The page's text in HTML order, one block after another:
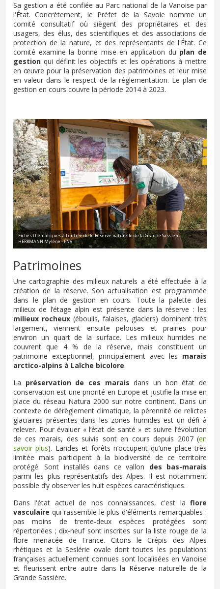
Sa gestion a été confiée au Parc national de la Vanoise par
l'État. Concrètement, le Préfet de la Savoie nomme un
comité consultatif où siègent des propriétaires et des
usagers, des élus, des scientifiques et des associations de
protection de la nature, et des représentants de l'État. Ce
comité examine la bonne mise en application du plan de
gestion qui définit les objectifs et les opérations à mettre
en œuvre pour la préservation des patrimoines et leur mise
en valeur dans le respect de la réglementation. Le plan de
gestion en cours couvre la période 2014 à 2023.
Fiches thématiques à l'entrée de le Réserve naturelle de la Grande Sassière,
HERRMANN Mylène - PNV
Patrimoines
Une cartographie des milieux naturels a été effectuée à la
création de la réserve. Son actualisation est programmée
dans le plan de gestion en cours. Toute la palette des
milieux de l’étage alpin est présente dans la réserve : les
milieux rocheux (éboulis, falaises, glaciers) dominent très
largement, viennent ensuite pelouses et prairies pour
environ un quart de la surface. Les milieux humides ne
couvrent que 4 % de la réserve, mais constituent un
patrimoine exceptionnel, principalement avec les marais
arctico-alpins à Laîche bicolore.
La préservation de ces marais dans un bon état de
conservation est une priorité en Europe et justifie la mise en
place du réseau Natura 2000 sur notre continent. Dans un
contexte de dérèglement climatique, la pérennité de relictes
glaciaires présentes dans les zones humides est un défi à
relever. Pour évaluer « l’état de santé » et suivre l’évolution
de ces marais, des suivis sont en cours depuis 2007 (en
savoir plus). Landes et forêts n’occupent qu’une place très
limitée mais participent à la biodiversité de ce territoire
protégé. Sont installés dans ce vallon des bas-marais
parmi les plus représentatifs des Alpes. Il est notamment
possible d’y observer les huit espèces caractéristiques.
Dans l'état actuel de nos connaissances, c'est la flore
vasculaire qui rassemble le plus d'éléments remarquables :
pas moins de trente-deux espèces protégées sont
répertoriées ; dix-neuf sont inscrites sur la liste rouge de la
flore menacée de France. Citons le Crépis des Alpes
rhétiques et la Seslérie ovale dont toutes les populations
françaises actuellement connues sont localisées en Vanoise
et fleurissent entre autre dans la Réserve naturelle de la
Grande Sassière.